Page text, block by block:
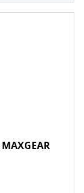
MAXGEAR